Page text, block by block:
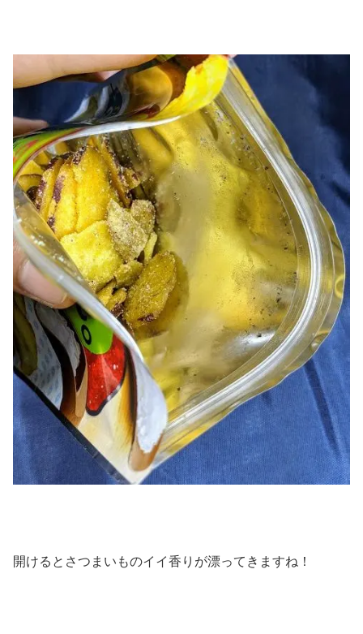
開けるとさつまいものイイ香りが漂ってきますね！